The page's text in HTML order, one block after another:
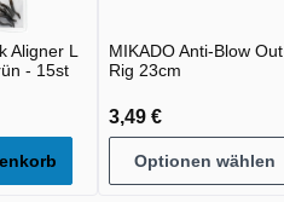
Aligner L
- 15st
MIKADO Anti-Blow Out
Rig 23cm
3,49 €
Optionen wählen